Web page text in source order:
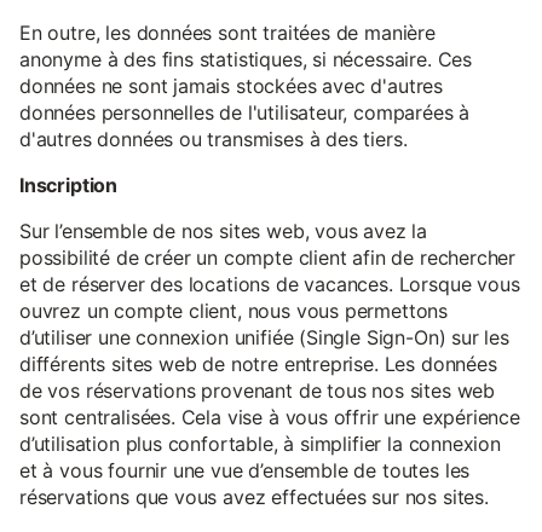
En outre, les données sont traitées de manière
anonyme à des fins statistiques, si nécessaire. Ces
données ne sont jamais stockées avec d'autres
données personnelles de l'utilisateur, comparées à
d'autres données ou transmises à des tiers.
Inscription
Sur l’ensemble de nos sites web, vous avez la
possibilité de créer un compte client afin de rechercher
et de réserver des locations de vacances. Lorsque vous
ouvrez un compte client, nous vous permettons
d’utiliser une connexion unifiée (Single Sign-On) sur les
différents sites web de notre entreprise. Les données
de vos réservations provenant de tous nos sites web
sont centralisées. Cela vise à vous offrir une expérience
d’utilisation plus confortable, à simplifier la connexion
et à vous fournir une vue d’ensemble de toutes les
réservations que vous avez effectuées sur nos sites.